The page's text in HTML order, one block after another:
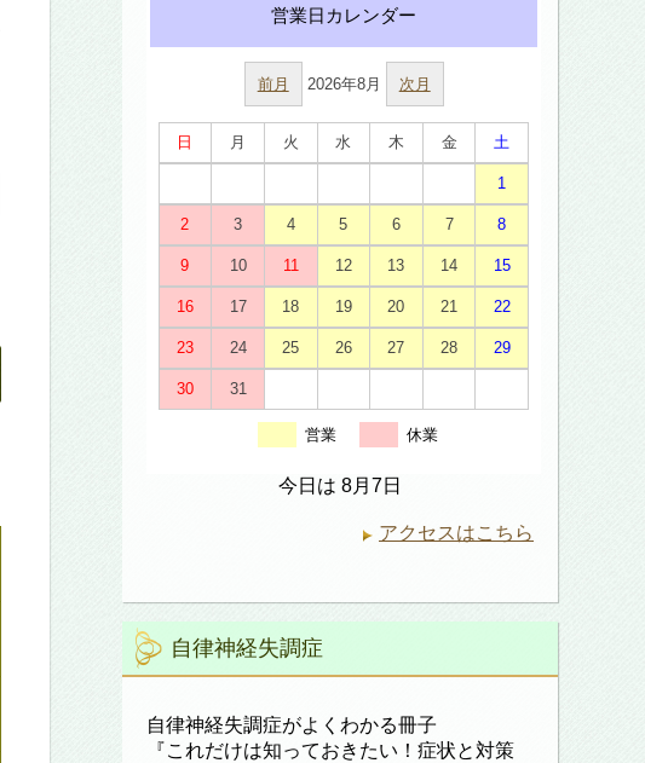
前月 2026年8月 次月
日 月 火 水 木 金 土
1
2 3 4 5 6 7 8
9 10 11 12 13 14 15
16 17 18 19 20 21 22
23 24 25 26 27 28 29
30 31
営業 休業
今日は 8月7日
アクセスはこちら
自律神経失調症
自律神経失調症がよくわかる冊子
『これだけは知っておきたい！症状と対策